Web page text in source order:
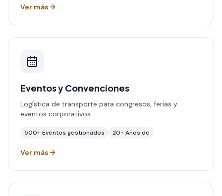
Ver más
Eventos y Convenciones
Logística de transporte para congresos, ferias y
eventos corporativos
500+Eventos gestionados 20+Años de
Ver más